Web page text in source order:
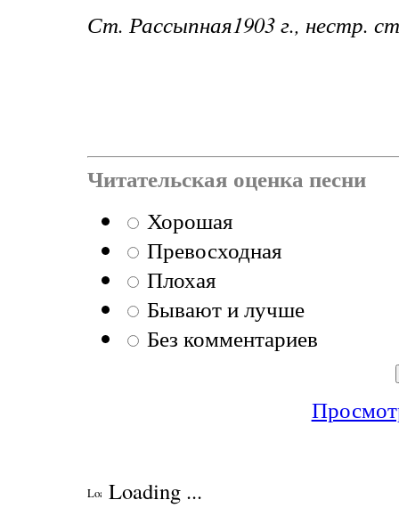
Ст. Рассыпная1903 г., нестр.
Читательская оценка песни
Хорошая
Превосходная
Плохая
Бывают и лучше
Без комментариев
Loading ...